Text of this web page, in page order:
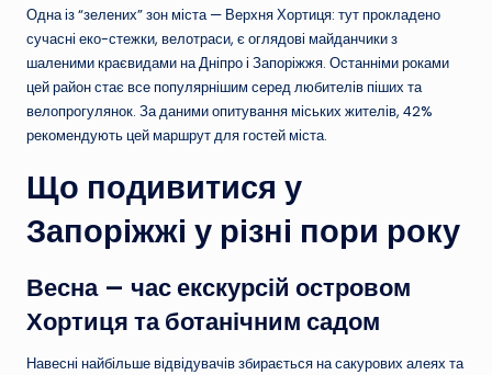
Одна із “зелених” зон міста — Верхня Хортиця: тут прокладено
сучасні еко-стежки, велотраси, є оглядові майданчики з
шаленими краєвидами на Дніпро і Запоріжжя. Останніми роками
цей район стає все популярнішим серед любителів піших та
велопрогулянок. За даними опитування міських жителів, 42%
рекомендують цей маршрут для гостей міста.
Що подивитися у
Запоріжжі у різні пори року
Весна — час екскурсій островом
Хортиця та ботанічним садом
Навесні найбільше відвідувачів збирається на сакурових алеях та